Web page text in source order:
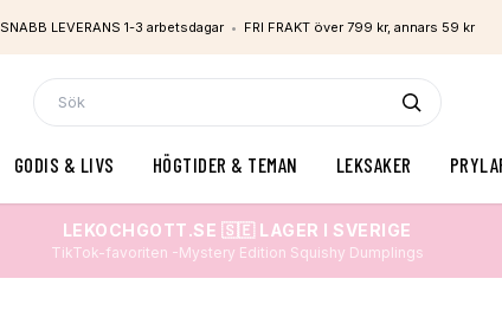
SNABB LEVERANS 1-3 arbetsdagar • FRI FRAKT över 799 kr, annars 59 kr
GODIS & LIVS HÖGTIDER & TEMAN LEKSAKER
LEKOCHGOTT.SE 🇸🇪 LAGER I SVERIGE
TikTok-favoriten -Mystery Edition Squishy Dumplings